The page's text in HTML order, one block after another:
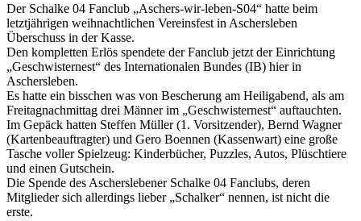
Der Schalke 04 Fanclub „Aschers-wir-leben-S04“ hatte beim
letztjährigen weihnachtlichen Vereinsfest in Aschersleben
Überschuss in der Kasse.
Den kompletten Erlös spendete der Fanclub jetzt der Einrichtung
„Geschwisternest“ des Internationalen Bundes (IB) hier in
Aschersleben.
Es hatte ein bisschen was von Bescherung am Heiligabend, als am
Freitagnachmittag drei Männer im „Geschwisternest“ auftauchten.
Im Gepäck hatten Steffen Müller (1. Vorsitzender), Bernd Wagner
(Kartenbeauftragter) und Gero Boennen (Kassenwart) eine große
Tasche voller Spielzeug: Kinderbücher, Puzzles, Autos, Plüschtiere
und einen Gutschein.
Die Spende des Ascherslebener Schalke 04 Fanclubs, deren
Mitglieder sich allerdings lieber „Schalker“ nennen, ist nicht die
erste.